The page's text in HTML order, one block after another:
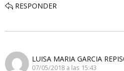
RESPONDER
LUISA MARIA GARCIA
07/05/2018 a las 15:43